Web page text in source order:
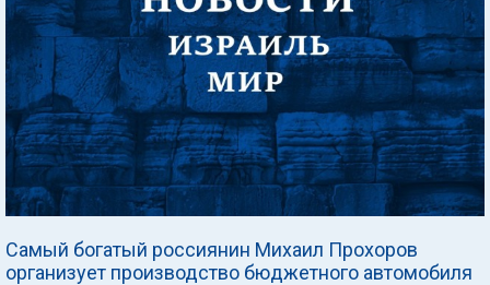
Самый богатый россиянин Михаил Прохоров
организует производство бюджетного автомобиля